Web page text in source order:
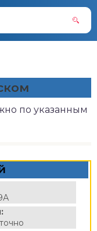
по указанным